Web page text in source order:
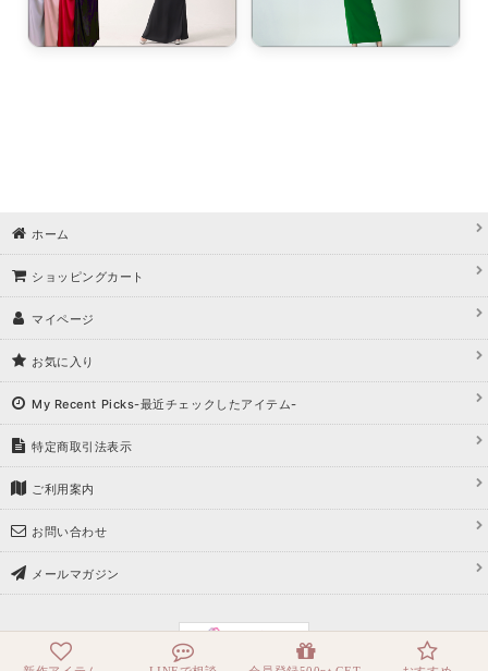
ホーム
ショッピングカート
マイページ
お気に入り
My Recent Picks-最近チェックしたアイテム-
特定商取引法表示
ご利用案内
お問い合わせ
メールマガジン